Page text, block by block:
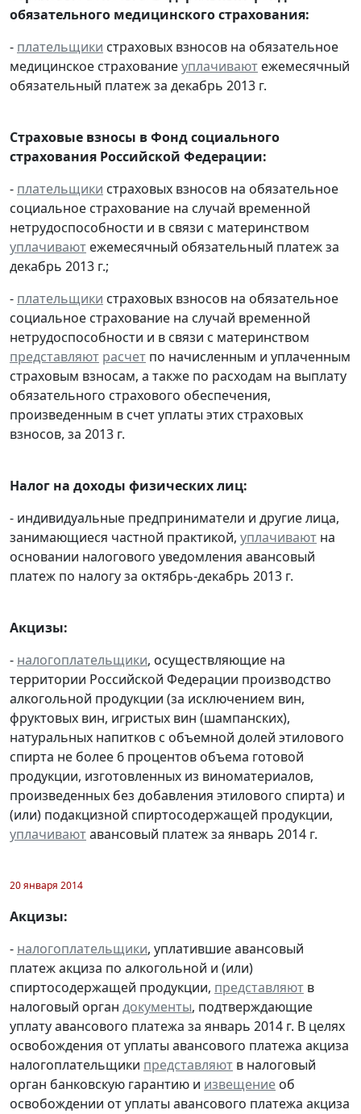
обязательного медицинского страхования:
- плательщики страховых взносов на обязательное
медицинское страхованиеуплачивают ежемесячный
обязательный платеж за декабрь 2013 г.
Страховые взносы в Фонд социального
страхования Российской Федерации:
- плательщики страховых взносов на обязательное
социальное страхование на случай временной
нетрудоспособности и в связи с материнством
уплачивают ежемесячный обязательный платеж за
декабрь 2013 г.;
- плательщики страховых взносов на обязательное
социальное страхование на случай временной
нетрудоспособности и в связи с материнством
представляют расчет по начисленным и уплаченным
страховым взносам, а также по расходам на выплату
обязательного страхового обеспечения,
произведенным в счет уплаты этих страховых
взносов, за 2013 г.
Налог на доходы физических лиц:
- индивидуальные предприниматели и другие лица,
занимающиеся частной практикой, уплачивают на
основании налогового уведомления авансовый
платеж по налогу за октябрь-декабрь 2013 г.
Акцизы:
- налогоплательщики, осуществляющие на
территории Российской Федерации производство
алкогольной продукции (за исключением вин,
фруктовых вин, игристых вин (шампанских),
натуральных напитков с объемной долей этилового
спирта не более 6 процентов объема готовой
продукции, изготовленных из виноматериалов,
произведенных без добавления этилового спирта) и
(или) подакцизной спиртосодержащей продукции,
уплачиваютавансовый платеж за январь 2014 г.
20 января 2014
Акцизы:
- налогоплательщики, уплатившие авансовый
платеж акциза по алкогольной и (или)
спиртосодержащей продукции, представляют в
налоговый орган документы, подтверждающие
уплату авансового платежа за январь 2014 г. В целях
освобождения от уплаты авансового платежа акциза
налогоплательщики представляют в налоговый
орган банковскую гарантию и извещение об
освобождении от уплаты авансового платежа акциза